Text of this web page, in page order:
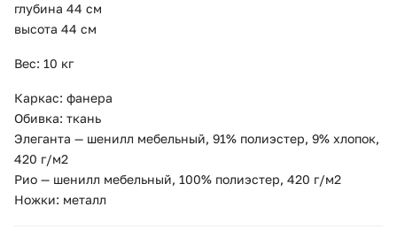
глубина 44 см
высота 44 см
Вес: 10 кг
Каркас: фанера
Обивка: ткань
Элеганта — шенилл мебельный, 91% полиэстер, 9% хлопок,
420 г/м2
Рио — шенилл мебельный, 100% полиэстер, 420 г/м2
Ножки: металл